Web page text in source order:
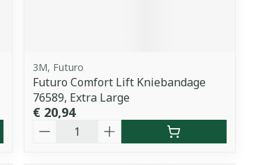
3M, Futuro
Futuro Comfort Lift Kniebandage
76589, Extra Large
€ 20,94